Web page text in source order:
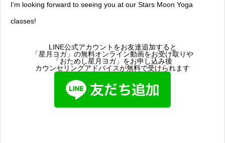
I’m looking forward to seeing you at our Stars Moon Yoga
classes!
LINE公式アカウントをお友達追加すると
「星月ヨガ」の無料オンライン動画をお受け取りや
「おためし星月ヨガ」をお申し込み後
カウンセリングアドバイスが無料で受けられます